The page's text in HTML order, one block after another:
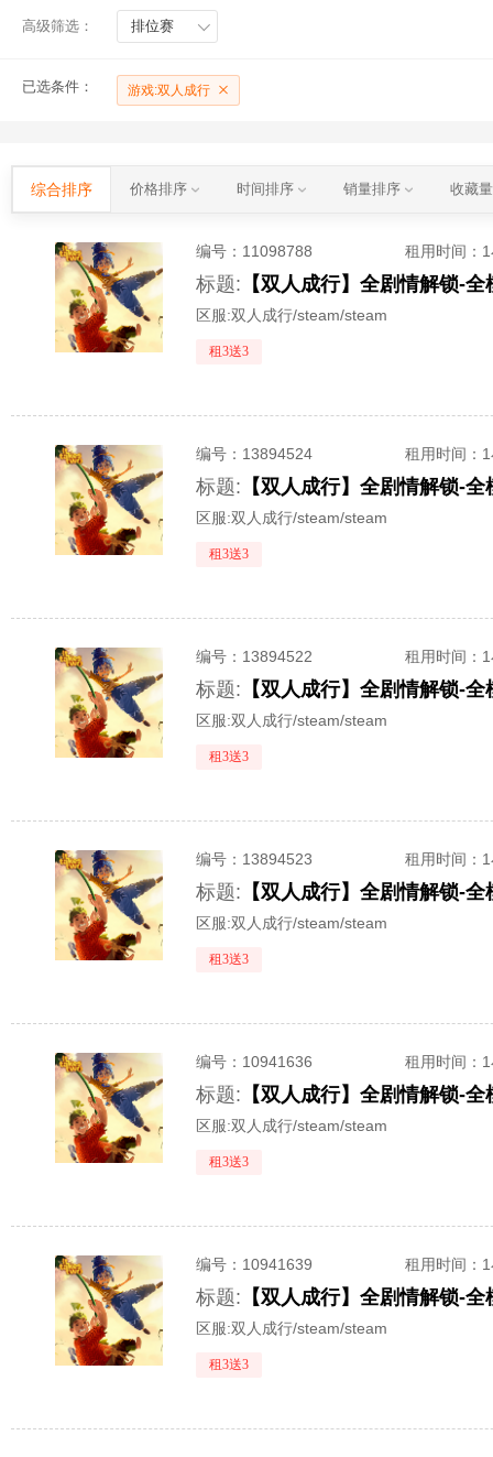
高级筛选： 排位赛
已选条件： 游戏:双人成行
综合排序 价格排序 时间排序 销量排序 收藏
编号： 11098788 租用时间 ：
标题:
区服:双人成行/steam/steam
租3送3
编号： 13894524 租用时间 ：
标题:
区服:双人成行/steam/steam
租3送3
编号： 13894522 租用时间 ：
标题:
区服:双人成行/steam/steam
租3送3
编号： 13894523 租用时间 ：
标题: 【双人成行】全剧情解锁-
区服:双人成行/steam/steam
租3送3
编号： 10941636 租用时间 ：
标题:
区服:双人成行/steam/steam
租3送3
编号： 10941639 租用时间 ：
标题:
区服:双人成行/steam/steam
租3送3